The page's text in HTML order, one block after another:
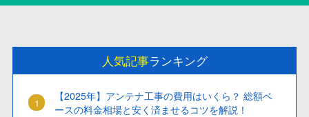
人気記事ランキング
【2025年】アンテナ工事の費用はいくら？ 総額ベ
ースの料金相場と安く済ませるコツを解説！